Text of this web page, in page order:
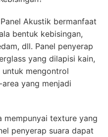
Akustik bermanfaat
bentuk kebisingan,
dll. Panel penyerap
yang dilapisi kain,
untuk mengontrol
yang menjadi
mempunyai texture yang
penyerap suara dapat